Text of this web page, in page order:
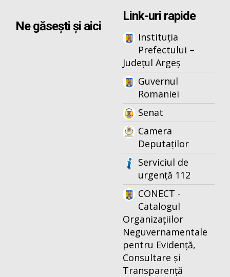
Ne găsești și aici
Link-uri rapide
Instituția
Prefectului –
Județul Argeș
Guvernul
Romaniei
Senat
Camera
Deputaților
Serviciul de
urgență 112
CONECT -
Catalogul
Organizațiilor
Neguvernamentale
pentru Evidență,
Consultare și
Transparență